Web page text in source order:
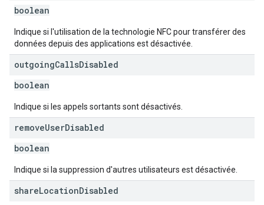
boolean
Indique si l'utilisation de la technologie NFC pour transférer des
données depuis des applications est désactivée.
outgoingCallsDisabled
boolean
Indique si les appels sortants sont désactivés.
removeUserDisabled
boolean
Indique si la suppression d'autres utilisateurs est désactivée.
shareLocationDisabled